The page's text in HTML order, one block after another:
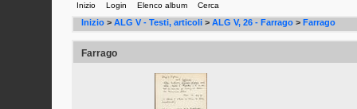
Inizio Login Elenco album Cerca
Inizio > ALG V - Testi, articoli > ALG V, 26 - Farrago > Farrago
Farrago